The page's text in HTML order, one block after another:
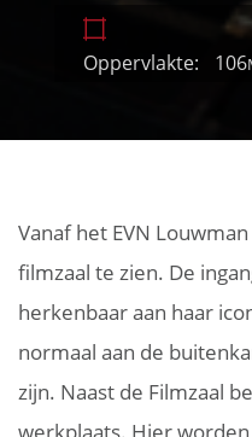
Oppervlakte: 106
Vanaf het EVN
filmzaal te zien. De
herkenbaar aan haar
normaal aan de
zijn. Naast de Filmzaal